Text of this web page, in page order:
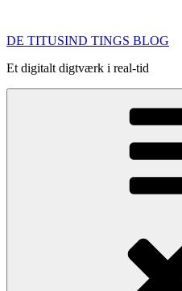
indhold
DE TITUSIND TINGS BLOG
Et digitalt digtværk i real-tid